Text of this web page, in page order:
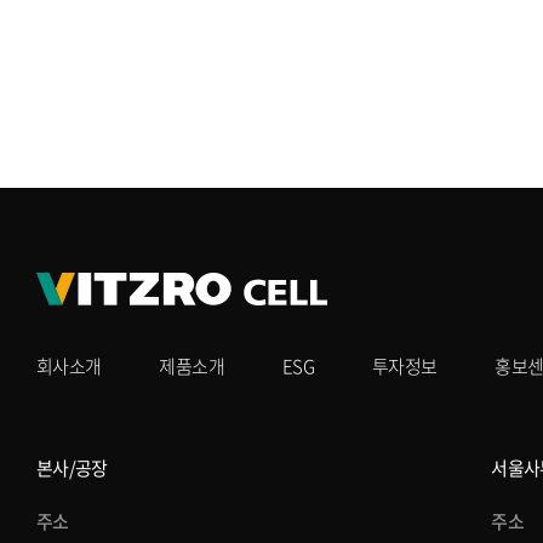
회사소개 제품소개 ESG 투자정보 홍보
본사/공장
주소
서울
주소